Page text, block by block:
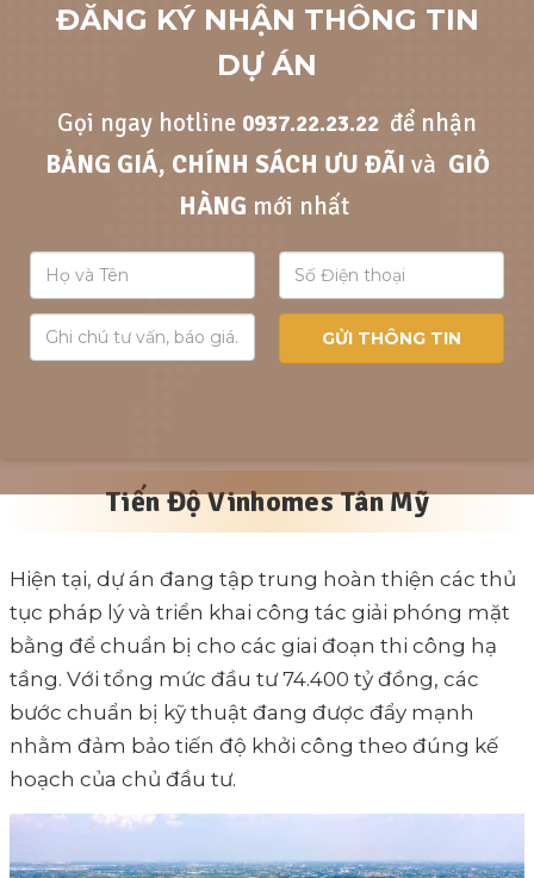
ĐĂNG KÝ NHẬN THÔNG TIN
DỰ ÁN
Gọi ngay hotline 0937.22.23.22 để nhận
BẢNG GIÁ, CHÍNH SÁCH ƯU ĐÃI và GIỎ
HÀNG mới nhất
Tiến Độ Vinhomes Tân Mỹ
Hiện tại, dự án đang tập trung hoàn thiện các thủ
tục pháp lý và triển khai công tác giải phóng mặt
bằng để chuẩn bị cho các giai đoạn thi công hạ
tầng. Với tổng mức đầu tư 74.400 tỷ đồng, các
bước chuẩn bị kỹ thuật đang được đẩy mạnh
nhằm đảm bảo tiến độ khởi công theo đúng kế
hoạch của chủ đầu tư.